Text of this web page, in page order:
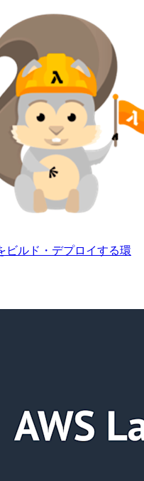
ビルド・デプロイする環